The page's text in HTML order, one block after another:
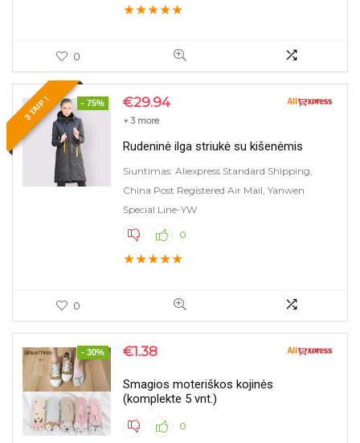
★★★★★
0
3 TAIP ! - 75% €29.94
+ 3 more
Rudeninė ilga striukė su kišenėmis
Siuntimas: Aliexpress Standard Shipping,
China Post Registered Air Mail, Yanwen
Special Line-YW
0
★★★★★
0
- 30% €1.38
Smagios moteriškos kojinės
(komplekte 5 vnt.)
0